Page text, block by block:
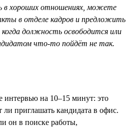
в хороших отношениях, можете
в отделе кадров и предложить
когда должность освободится или
что-то пойдёт не так.
интервью на 10–15 минут: это
ли приглашать кандидата в офис.
он в поиске работы,